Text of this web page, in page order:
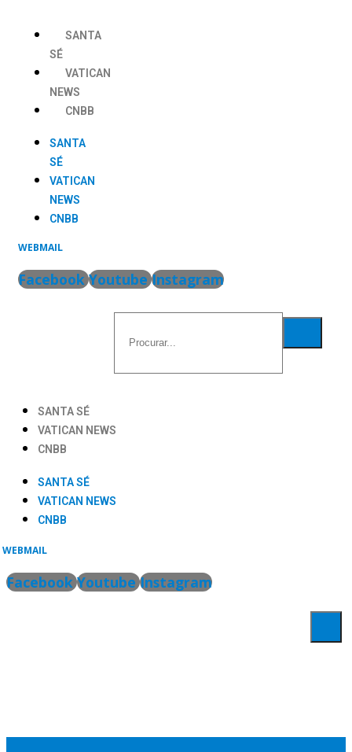
para
conteúdo
SANTA
SÉ
VATICAN
NEWS
CNBB
SANTA
SÉ
VATICAN
NEWS
CNBB
WEBMAIL
Facebook Youtube Instagram
SANTA SÉ
VATICAN NEWS
CNBB
SANTA SÉ
VATICAN NEWS
CNBB
WEBMAIL
Facebook Youtube Instagram